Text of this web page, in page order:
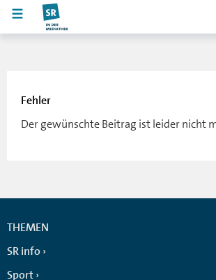
Fehler
Der gewünschte Beitrag ist leider nicht
THEMEN
SR info
Sport